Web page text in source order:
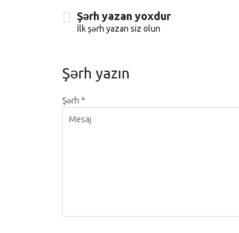
Şərh yazan yoxdur
İlk şərh yazan siz olun
Şərh yazın
Şərh *